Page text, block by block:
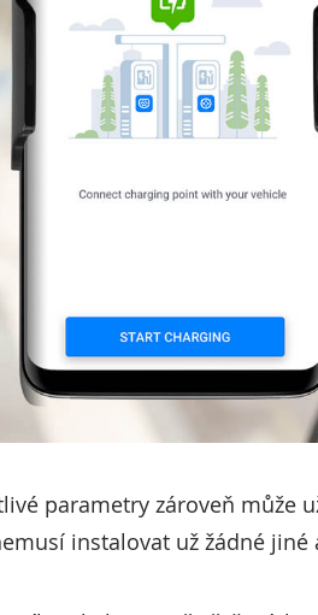
parametry zároveň může
instalovat už žádné